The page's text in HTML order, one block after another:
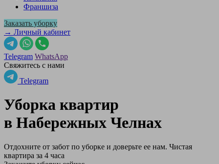
Франшиза
Заказать уборку
→ Личный кабинет
Telegram WhatsApp
Свяжитесь с нами
Telegram
Уборка квартир
в Набережных Челнах
Отдохните от забот по уборке и доверьте ее нам. Чистая
квартира за 4 часа